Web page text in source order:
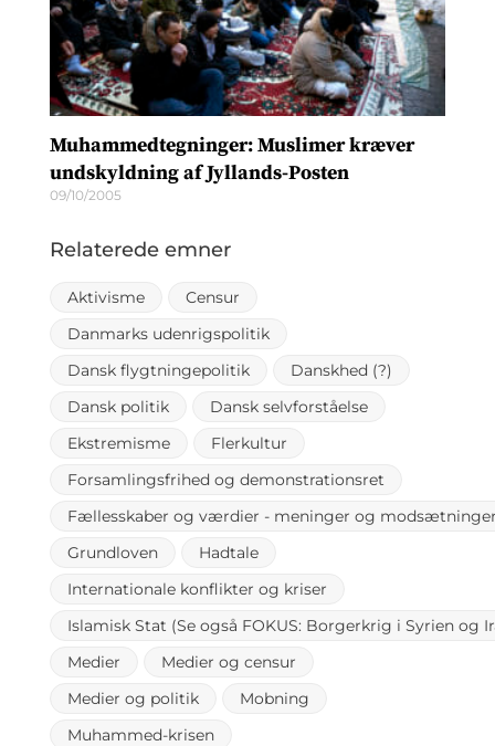
Muhammedtegninger: Muslimer kræver
undskyldning af Jyllands-Posten
09/10/2005
Relaterede emner
Aktivisme
Censur
Danmarks udenrigspolitik
Dansk flygtningepolitik
Danskhed (?)
Dansk politik
Dansk selvforståelse
Ekstremisme
Flerkultur
Forsamlingsfrihed og demonstrationsret
Fællesskaber og værdier - meninger og
Grundloven
Hadtale
Internationale konflikter og kriser
Islamisk Stat (Se også FOKUS: Borgerkrig i Syrien og
Medier
Medier og censur
Medier og politik
Mobning
Muhammed-krisen